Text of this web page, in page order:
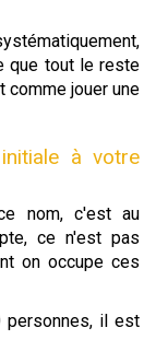
que tout le reste
comme jouer une
à votre
nom, c'est au
ce n'est pas
on occupe ces
personnes, il est